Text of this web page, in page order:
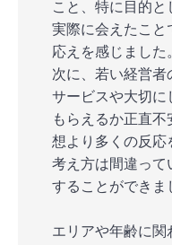
こと、特に目的と
実際に会えたこと
応えを感じました
次に、若い経営
サービスや大切に
もらえるか正直
想より多くの反応
考え方は間違って
することができま
エリアや年齢に関